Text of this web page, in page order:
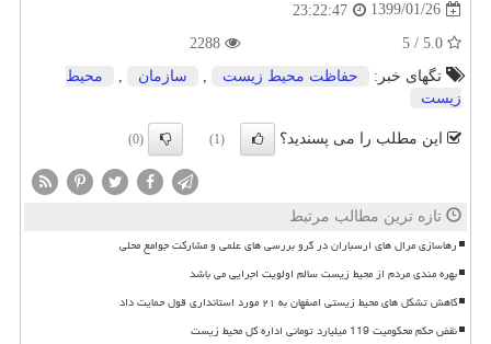
1399/01/26
23:22:47
تگهای خبر:
حفاظت محیط زیست , سازمان ,
محیط
زیست
این مطلب را می پسندید؟ (1)
(0)
تازه ترین مطالب مرتبط
رهاسازی مرال های ارسباران در گرو بررسی های علمی و مشارکت جوامع محلی
بهره مندی مردم از محیط زیست سالم اولویت اجرایی می باشد
کاهش تشکل های محیط زیستی اصفهان به ۲۱ مورد استانداری قول حمایت داد
نقض حکم محکومیت 119 میلیارد تومانی اداره کل محیط زیست